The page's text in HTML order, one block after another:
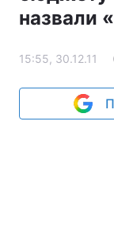
назвали
15:55, 30.12.11